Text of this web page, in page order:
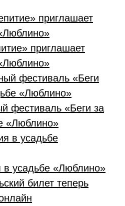
приглашает
фестиваль «Беги за
«Люблино»
в усадьбе «Люблино»